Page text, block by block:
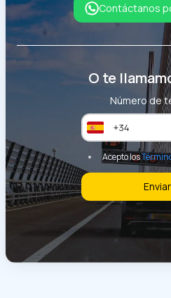
Contáctanos
O te
Número de
Acepto los
Enviar